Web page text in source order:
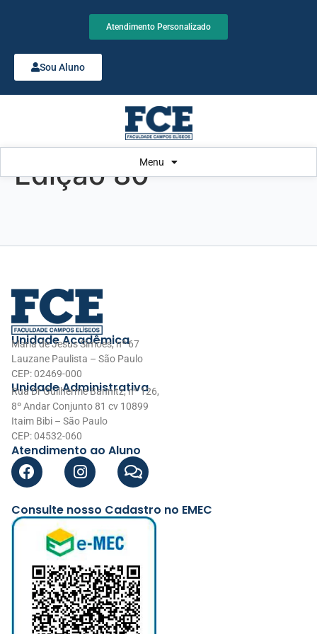
Atendimento Personalizado
Sou Aluno
Menu
Edição 80
Unidade Acadêmica
Maria de Jesus Simões, nº 67
Lauzane Paulista – São Paulo
CEP: 02469-000
Unidade Administrativa
Rua Dr Guilherme Bannitz, nº 126,
8º Andar Conjunto 81 cv 10899
Itaim Bibi – São Paulo
CEP: 04532-060
Atendimento ao Aluno
Consulte nosso Cadastro no EMEC